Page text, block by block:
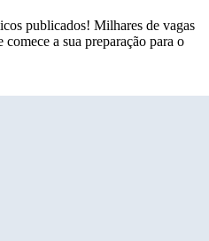
publicados! Milhares de vagas
comece a sua preparação para o